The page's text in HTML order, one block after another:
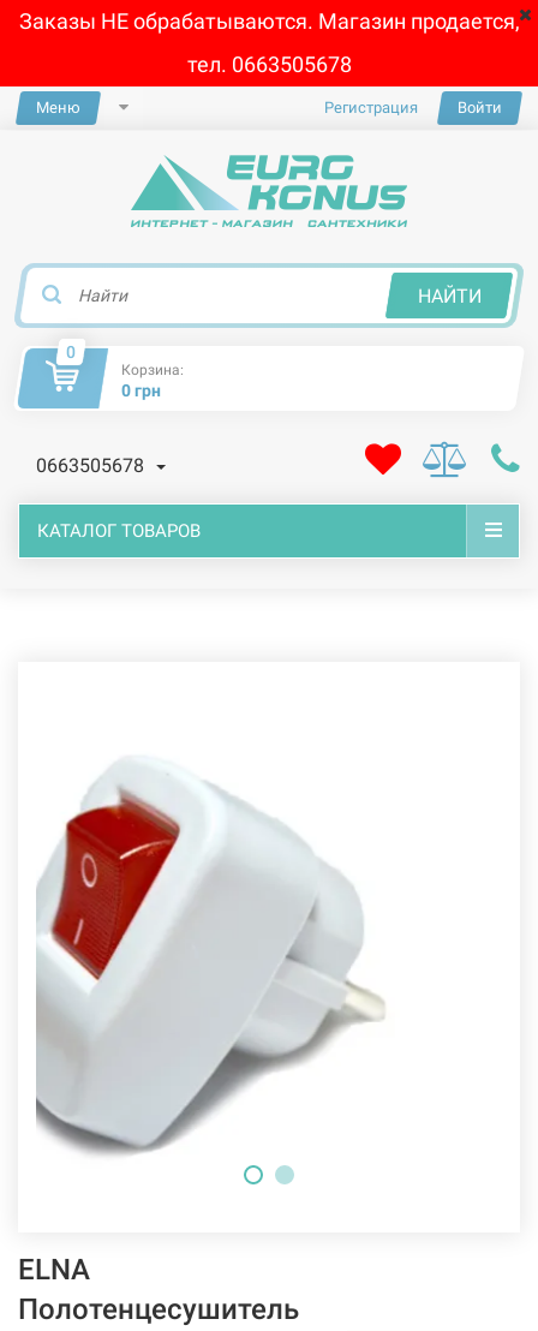
Заказы НЕ обрабатываются. Магазин продается,
тел. 0663505678
Меню Регистрация Войти
НАЙТИ
0
Корзина:
0 грн
0663505678
КАТАЛОГ ТОВАРОВ
ELNA
Полотенцесушитель